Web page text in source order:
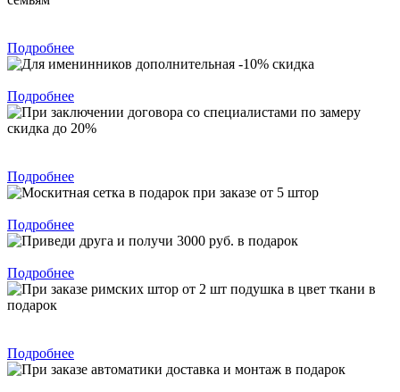
Подробнее
Подробнее
Подробнее
Подробнее
Подробнее
Подробнее